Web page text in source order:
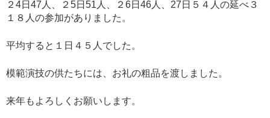
２4日47人、２5日51人、２6日46人、27日５４人の延べ３
１８人の参加がありました。
平均すると１日４５人でした。
模範演技の供たちには、お礼の粗品を渡しました。
来年もよろしくお願いします。